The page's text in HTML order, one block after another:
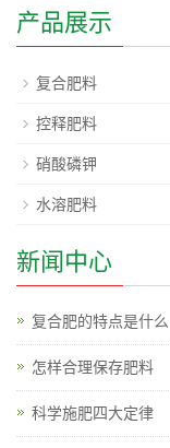
产品展示
复合肥料
控释肥料
硝酸磷钾
水溶肥料
新闻中心
复合肥的特点是什么
怎样合理保存肥料
科学施肥四大定律